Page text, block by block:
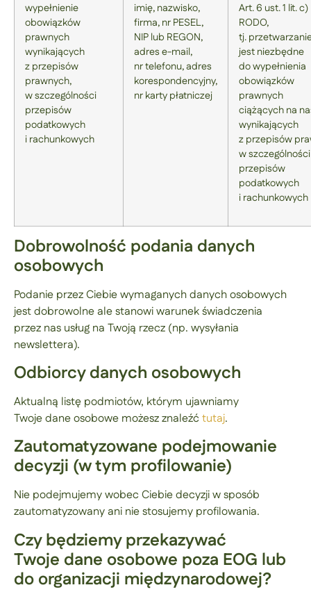
wypełnienie
obowiązków
prawnych
wynikających
z przepisów
prawnych,
w szczególności
przepisów
podatkowych
i rachunkowych
imię, nazwisko,
firma, nr PESEL,
NIP lub REGON,
adres e-mail,
nr telefonu, adres
korespondencyjny,
nr karty płatniczej
Art. 6 ust. 1 lit. c)
RODO,
tj.
jest niezbędne
do wypełnienia
obowiązków
prawnych
ciążących na
wynikających
z przepisów
w szczególności
przepisów
podatkowych
i rachunkowych
Dobrowolność podania danych
osobowych
Podanie przez Ciebie wymaganych danych osobowych
jest dobrowolne ale stanowi warunek świadczenia
przez nas usług na Twoją rzecz (np. wysyłania
newslettera).
Odbiorcy danych osobowych
Aktualną listę podmiotów, którym ujawniamy
Twoje dane osobowe możesz znaleźćtutaj.
Zautomatyzowane podejmowanie
decyzji (w tym profilowanie)
Nie podejmujemy wobec Ciebie decyzji w sposób
zautomatyzowany ani nie stosujemy profilowania.
Czy będziemy przekazywać
Twoje dane osobowe poza EOG lub
do organizacji międzynarodowej?